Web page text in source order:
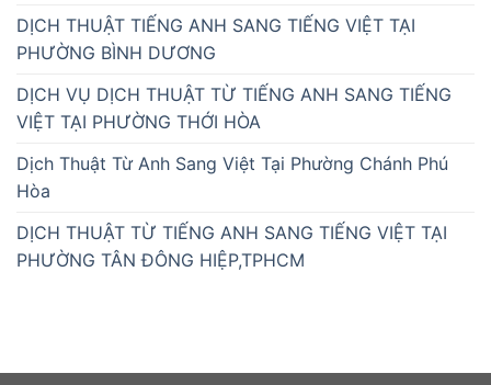
DỊCH THUẬT TIẾNG ANH SANG TIẾNG VIỆT TẠI
PHƯỜNG BÌNH DƯƠNG
DỊCH VỤ DỊCH THUẬT TỪ TIẾNG ANH SANG TIẾNG
VIỆT TẠI PHƯỜNG THỚI HÒA
Dịch Thuật Từ Anh Sang Việt Tại Phường Chánh Phú
Hòa
DỊCH THUẬT TỪ TIẾNG ANH SANG TIẾNG VIỆT TẠI
PHƯỜNG TÂN ĐÔNG HIỆP,TPHCM